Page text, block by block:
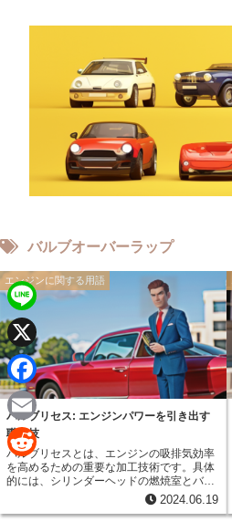
バルブオーバーラップ
エンジンに関する用語
バルブリセス: エンジンパワーを引き出す
職人技
バルブリセスとは、エンジンの吸排気効率
を高めるための重要な加工技術です。具体
的には、シリンダーヘッドの燃焼室とバル
ブが通るポートの形状を最適化すること
で、より多くの混合気を燃焼室に送り込
み、より速やかに排気ガスを排出できるよ
2024.06.19
L
i
n
e
X
F
a
c
e
b
E
m
i
R